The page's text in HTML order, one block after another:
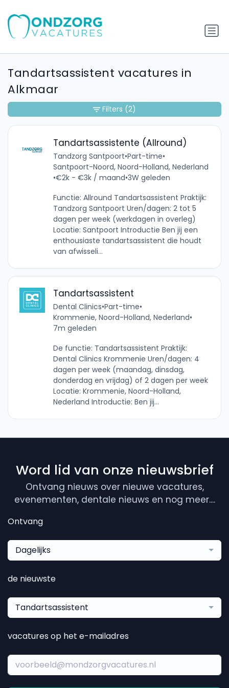
Tandartsassistent vacatures in
Alkmaar
Tandartsassistente (Allround)
Tandzorg Santpoort•Part-time•
Santpoort-Noord, Noord-Holland, Nederland
•€2k - €3k / maand•3W geleden
Functie: Allround Tandartsassistent Praktijk:
Tandzorg Santpoort Uren/dagen: 2 tot 5
dagen per week (werkdagen in overleg)
Locatie: Santpoort Introductie Ben jij een
enthousiaste tandartsassistent die houdt
van afwisseli...
Tandartsassistent
Dental Clinics•Part-time•
Krommenie, Noord-Holland, Nederland•
7m geleden
De functie: Tandartsassistent Praktijk:
Dental Clinics Krommenie Uren/dagen: 4
dagen per week (maandag, dinsdag,
donderdag en vrijdag) of 2 dagen per week
Locatie: Krommenie, Noord-Holland,
Nederland Introductie: Ben jij...
Filters (2)
Word lid van onze nieuwsbrief
Ontvang nieuws over nieuwe vacatures,
evenementen, dentale nieuws en nog meer....
Ontvang
Dagelijks
de nieuwste
Tandartsassistent
vacatures op het e-mailadres